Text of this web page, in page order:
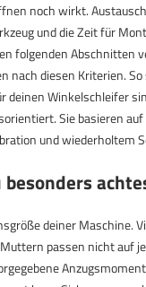
noch wirkt.
und die Zeit für
folgenden Abschnitten
nach diesen Kriterien.
deinen Winkelschleifer
Sie basieren
und wiederholtem
deiner Maschine.
passen nicht auf